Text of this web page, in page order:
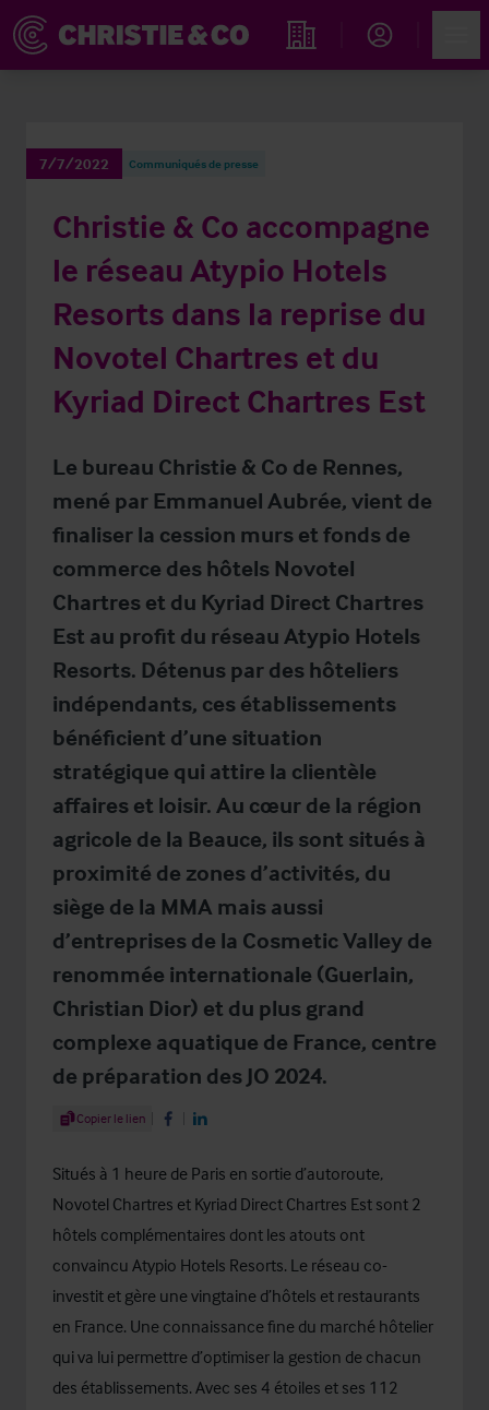
Rechercher un hôtel
7/7/2022 Communiqués de presse
Christie & Co accompagne
le réseau Atypio Hotels
Resorts dans la reprise du
Novotel Chartres et du
Kyriad Direct Chartres Est
Le bureau Christie & Co de Rennes,
mené par Emmanuel Aubrée, vient de
finaliser la cession murs et fonds de
commerce des hôtels Novotel
Chartres et du Kyriad Direct Chartres
Est au profit du réseau Atypio Hotels
Resorts. Détenus par des hôteliers
indépendants, ces établissements
bénéficient d’une situation
stratégique qui attire la clientèle
affaires et loisir. Au cœur de la région
agricole de la Beauce, ils sont situés à
proximité de zones d’activités, du
siège de la MMA mais aussi
d’entreprises de la Cosmetic Valley de
renommée internationale (Guerlain,
Christian Dior) et du plus grand
complexe aquatique de France, centre
de préparation des JO 2024.
Share Article
Copier le lien Share on Facebook
Share on LinkedIn
Situés à 1 heure de Paris en sortie d’autoroute,
Novotel Chartres et Kyriad Direct Chartres Est sont 2
hôtels complémentaires dont les atouts ont
convaincu Atypio Hotels Resorts. Le réseau co-
investit et gère une vingtaine d’hôtels et restaurants
en France. Une connaissance fine du marché hôtelier
qui va lui permettre d’optimiser la gestion de chacun
des établissements. Avec ses 4 étoiles et ses 112